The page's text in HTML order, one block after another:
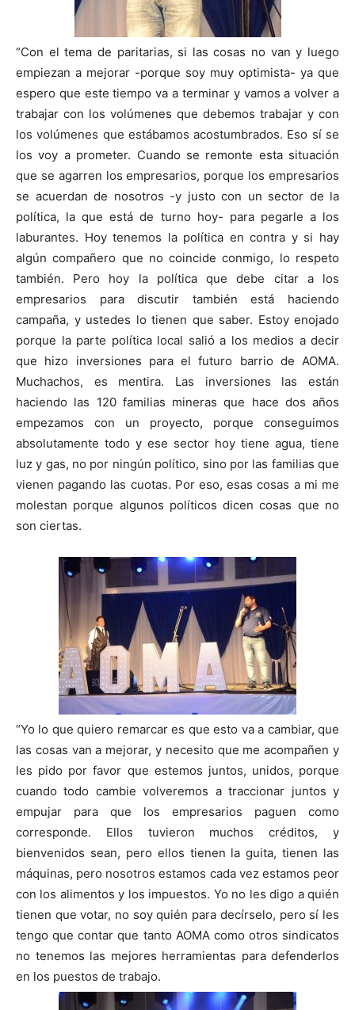
“Con el tema de paritarias, si las cosas no van y luego
empiezan a mejorar -porque soy muy optimista- ya que
espero que este tiempo va a terminar y vamos a volver a
trabajar con los volúmenes que debemos trabajar y con
los volúmenes que estábamos acostumbrados. Eso sí se
los voy a prometer. Cuando se remonte esta situación
que se agarren los empresarios, porque los empresarios
se acuerdan de nosotros -y justo con un sector de la
política, la que está de turno hoy- para pegarle a los
laburantes. Hoy tenemos la política en contra y si hay
algún compañero que no coincide conmigo, lo respeto
también. Pero hoy la política que debe citar a los
empresarios para discutir también está haciendo
campaña, y ustedes lo tienen que saber. Estoy enojado
porque la parte política local salió a los medios a decir
que hizo inversiones para el futuro barrio de AOMA.
Muchachos, es mentira. Las inversiones las están
haciendo las 120 familias mineras que hace dos años
empezamos con un proyecto, porque conseguimos
absolutamente todo y ese sector hoy tiene agua, tiene
luz y gas, no por ningún político, sino por las familias que
vienen pagando las cuotas. Por eso, esas cosas a mi me
molestan porque algunos políticos dicen cosas que no
son ciertas.
“Yo lo que quiero remarcar es que esto va a cambiar, que
las cosas van a mejorar, y necesito que me acompañen y
les pido por favor que estemos juntos, unidos, porque
cuando todo cambie volveremos a traccionar juntos y
empujar para que los empresarios paguen como
corresponde. Ellos tuvieron muchos créditos, y
bienvenidos sean, pero ellos tienen la guita, tienen las
máquinas, pero nosotros estamos cada vez estamos peor
con los alimentos y los impuestos. Yo no les digo a quién
tienen que votar, no soy quién para decírselo, pero sí les
tengo que contar que tanto AOMA como otros sindicatos
no tenemos las mejores herramientas para defenderlos
en los puestos de trabajo.